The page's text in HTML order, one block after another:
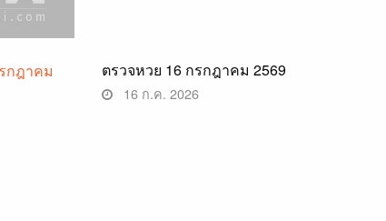
ตรวจหวย 16 กรกฎาคม 2569
16 ก.ค. 2026